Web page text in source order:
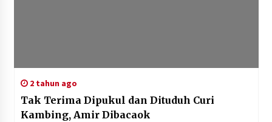
2 tahun ago
Tak Terima Dipukul dan Dituduh Curi
Kambing, Amir Dibacaok